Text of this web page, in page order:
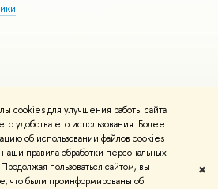
cookies для улучшения работы сайта
удобства его использования. Более
об использовании файлов cookies
правила обработки персональных
пользоваться сайтом, вы
что были проинформированы об
✖
возможностями